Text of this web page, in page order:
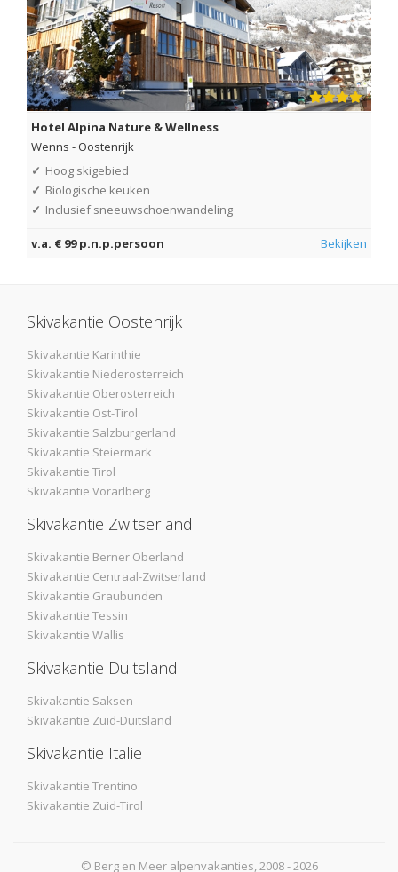
Hotel Alpina Nature & Wellness
Wenns -Oostenrijk
✓ Hoog skigebied
✓ Biologische keuken
✓ Inclusief sneeuwschoenwandeling
v.a. € 99 p.n.p.persoon Bekijken
Skivakantie Oostenrijk
Skivakantie Karinthie
Skivakantie Niederosterreich
Skivakantie Oberosterreich
Skivakantie Ost-Tirol
Skivakantie Salzburgerland
Skivakantie Steiermark
Skivakantie Tirol
Skivakantie Vorarlberg
Skivakantie Zwitserland
Skivakantie Berner Oberland
Skivakantie Centraal-Zwitserland
Skivakantie Graubunden
Skivakantie Tessin
Skivakantie Wallis
Skivakantie Duitsland
Skivakantie Saksen
Skivakantie Zuid-Duitsland
Skivakantie Italie
Skivakantie Trentino
Skivakantie Zuid-Tirol
© Berg en Meer alpenvakanties, 2008 - 2026